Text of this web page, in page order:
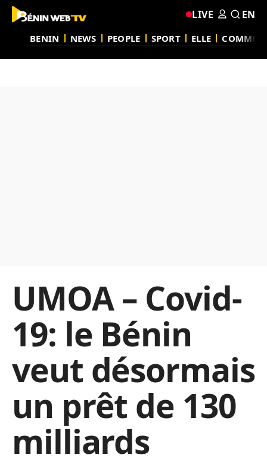
BENIN NEWS PEOPLE SPORT ELLE
LIVE EN
UMOA – Covid-
19: le Bénin
veut désormais
un prêt de 130
milliards